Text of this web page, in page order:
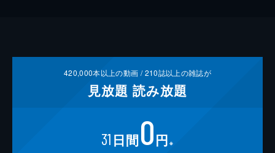
420,000本以上の動画 /210誌以上の雑誌が
見放題 読み放題
31 日間0円 ※